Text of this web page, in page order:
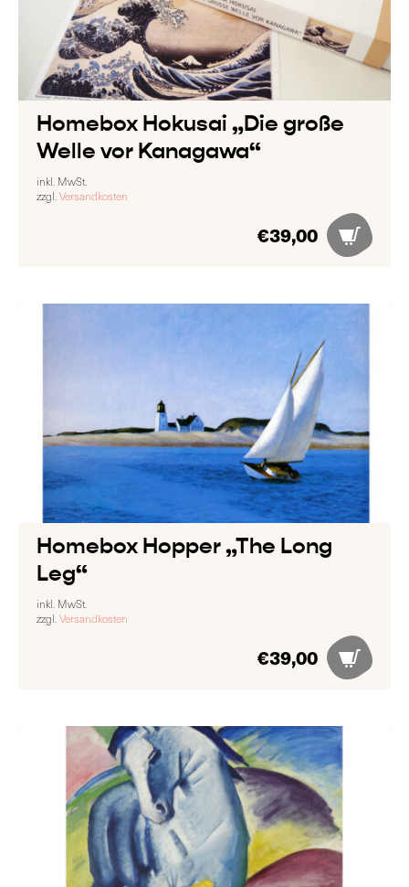
Homebox Hokusai „Die große
Welle vor Kanagawa“
€39,00
inkl. MwSt.
zzgl. Versandkosten
Homebox Hopper „The Long
Leg“
€39,00
inkl. MwSt.
zzgl. Versandkosten